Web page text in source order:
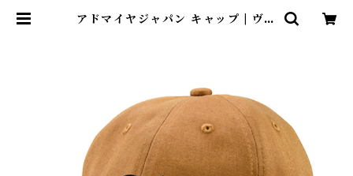
アドマイヤジャパン キャップ | ヴェ